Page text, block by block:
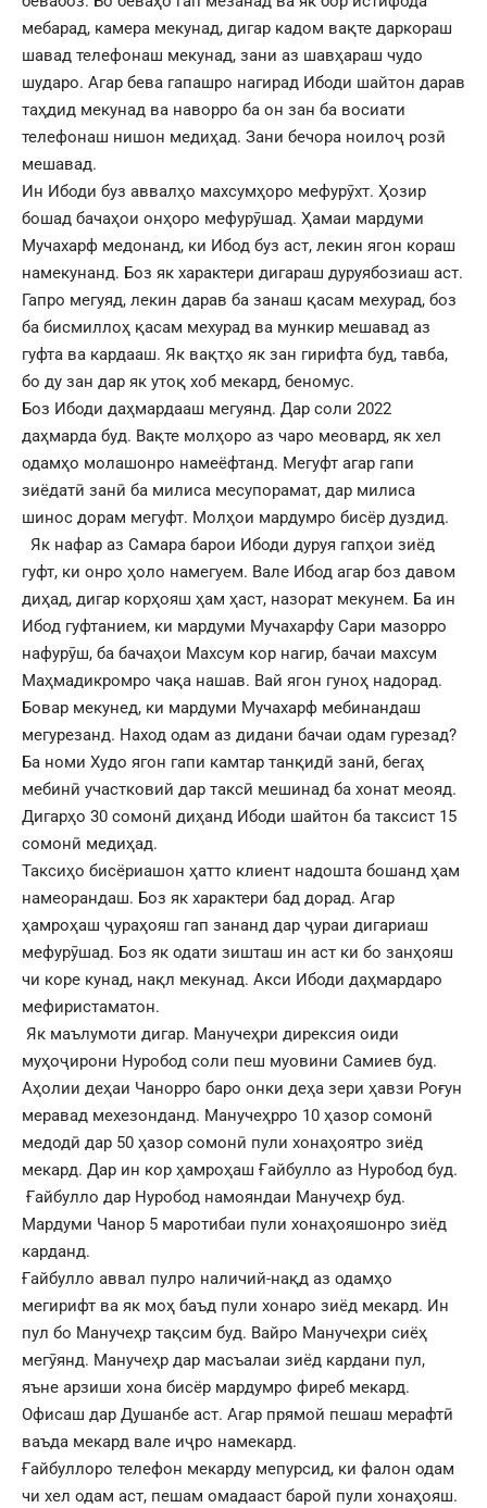
мебарад, камера мекунад, дигар кадом вақте даркораш
шавад телефонаш мекунад, зани аз шавҳараш чудо
шударо. Агар бева гапашро нагирад Ибоди шайтон дарав
таҳдид мекунад ва наворро ба он зан ба восиати
телефонаш нишон медиҳад. Зани бечора ноилоҷ розӣ
мешавад.
Ин Ибоди буз аввалҳо махсумҳоро мефурӯхт. Ҳозир
бошад бачаҳои онҳоро мефурӯшад. Ҳамаи мардуми
Мучахарф медонанд, ки Ибод буз аст, лекин ягон кораш
намекунанд. Боз як характери дигараш дуруябозиаш аст.
Гапро мегуяд, лекин дарав ба занаш қасам мехурад, боз
ба бисмиллоҳ қасам мехурад ва мункир мешавад аз
гуфта ва кардааш. Як вақтҳо як зан гирифта буд, тавба,
бо ду зан дар як утоқ хоб мекард, беномус.
Боз Ибоди даҳмардааш мегуянд. Дар соли 2022
даҳмарда буд. Вақте молҳоро аз чаро меовард, як хел
одамҳо молашонро намеёфтанд. Мегуфт агар гапи
зиёдатӣ занӣ ба милиса месупорамат, дар милиса
шинос дорам мегуфт. Молҳои мардумро бисёр дуздид.
Як нафар аз Самара барои Ибоди дуруя гапҳои зиёд
гуфт, ки онро ҳоло намегуем. Вале Ибод агар боз давом
диҳад, дигар корҳояш ҳам ҳаст, назорат мекунем. Ба ин
Ибод гуфтанием, ки мардуми Мучахарфу Сари мазорро
нафурӯш, ба бачаҳои Махсум кор нагир, бачаи махсум
Маҳмадикромро чақа нашав. Вай ягон гуноҳ надорад.
Бовар мекунед, ки мардуми Мучахарф мебинандаш
мегурезанд. Наход одам аз дидани бачаи одам гурезад?
Ба номи Худо ягон гапи камтар танқидӣ занӣ, бегаҳ
мебинӣ участковий дар таксӣ мешинад ба хонат меояд.
Дигарҳо 30 сомонӣ диҳанд Ибоди шайтон ба таксист 15
сомонӣ медиҳад.
Таксиҳо бисёриашон ҳатто клиент надошта бошанд ҳам
намеорандаш. Боз як характери бад дорад. Агар
ҳамроҳаш ҷураҳояш гап зананд дар ҷураи дигариаш
мефурӯшад. Боз як одати зишташ ин аст ки бо занҳояш
чи коре кунад, нақл мекунад. Акси Ибоди даҳмардаро
мефиристаматон.
Як маълумоти дигар. Манучеҳри дирексия оиди
муҳоҷирони Нуробод соли пеш муовини Самиев буд.
Аҳолии деҳаи Чанорро баро онки деҳа зери ҳавзи Роғун
меравад мехезонданд. Манучеҳрро 10 ҳазор сомонӣ
медодӣ дар 50 ҳазор сомонӣ пули хонаҳоятро зиёд
мекард. Дар ин кор ҳамроҳаш Ғайбулло аз Нуробод буд.
Ғайбулло дар Нуробод намояндаи Манучеҳр буд.
Мардуми Чанор 5 маротибаи пули хонаҳояшонро зиёд
карданд.
Ғайбулло аввал пулро наличий-нақд аз одамҳо
мегирифт ва як моҳ баъд пули хонаро зиёд мекард. Ин
пул бо Манучеҳр тақсим буд. Вайро Манучеҳри сиёҳ
мегӯянд. Манучеҳр дар масъалаи зиёд кардани пул,
яъне арзиши хона бисёр мардумро фиреб мекард.
Офисаш дар Душанбе аст. Агар прямой пешаш мерафтӣ
ваъда мекард вале иҷро намекард.
Ғайбуллоро телефон мекарду мепурсид, ки фалон одам
чи хел одам аст, пешам омадааст барой пули хонаҳояш.